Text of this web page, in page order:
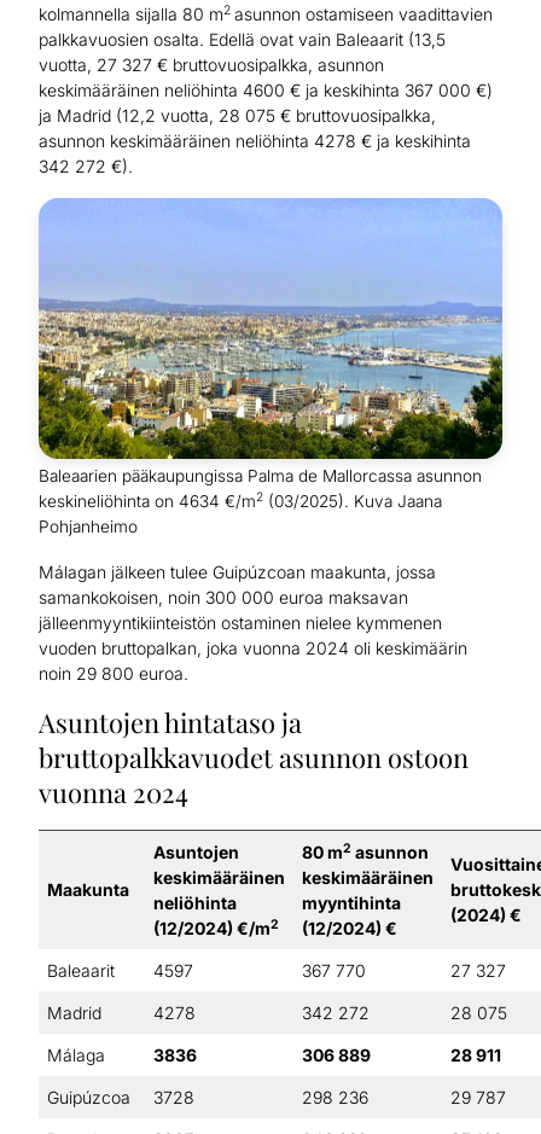
kolmannella sijalla 80 m2 asunnon ostamiseen vaadittavien
palkkavuosien osalta. Edellä ovat vain Baleaarit (13,5
vuotta, 27 327 € bruttovuosipalkka, asunnon
keskimääräinen neliöhinta 4600 € ja keskihinta 367 000 €)
ja Madrid (12,2 vuotta, 28 075 € bruttovuosipalkka,
asunnon keskimääräinen neliöhinta 4278 € ja keskihinta
342 272 €).
Baleaarien pääkaupungissa Palma de Mallorcassa asunnon
keskineliöhinta on 4634 €/m2 (03/2025). Kuva Jaana
Pohjanheimo
Málagan jälkeen tulee Guipúzcoan maakunta, jossa
samankokoisen, noin 300 000 euroa maksavan
jälleenmyyntikiinteistön ostaminen nielee kymmenen
vuoden bruttopalkan, joka vuonna 2024 oli keskimäärin
noin 29 800 euroa.
Asuntojen hintataso ja
bruttopalkkavuodet asunnon ostoon
vuonna 2024
Maakunta
Asuntojen
keskimääräinen
neliöhinta
(12/2024) €/m2
80 m2 asunnon
keskimääräinen
myyntihinta
(12/2024) €
(2024) €
Baleaarit 4597 367 770 27 327
Madrid 4278 342 272 28 075
Málaga 3836 306 889 28 911
Guipúzcoa 3728 298 236 29 787